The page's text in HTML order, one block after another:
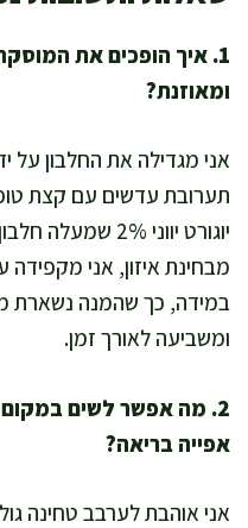
1. איך הופכים את
ומאוזנת?
תערובת עדשים עם קצת
יוגורט יווני 2%
מבחינת איזון, אני מקפידה
במידה, כך שהמנה נשארת
ומשביעה לאורך זמן.
2. מה אפשר לשים במקום
אפייה בריאה?
אני אוהבת לערבב טחינה